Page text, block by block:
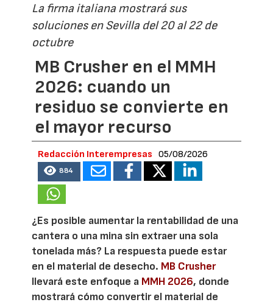
La firma italiana mostrará sus
soluciones en Sevilla del 20 al 22 de
octubre
MB Crusher en el MMH
2026: cuando un
residuo se convierte en
el mayor recurso
Redacción Interempresas 05/08/2026
884
¿Es posible aumentar la rentabilidad de una
cantera o una mina sin extraer una sola
tonelada más? La respuesta puede estar
en el material de desecho. MB Crusher
llevará este enfoque a MMH 2026, donde
mostrará cómo convertir el material de